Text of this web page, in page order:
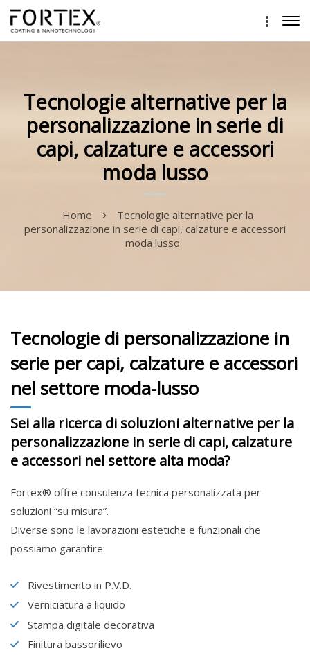
Tecnologie alternative per la
personalizzazione in serie di
capi, calzature e accessori
moda lusso
Home
Tecnologie alternative per la
personalizzazione in serie di capi, calzature e accessori
moda lusso
Tecnologie di personalizzazione in
serie per capi, calzature e accessori
nel settore moda-lusso
Sei alla ricerca di soluzioni alternative per la
personalizzazione in serie di capi, calzature
e accessori nel settore alta moda?
Fortex® offre consulenza tecnica personalizzata per
soluzioni “su misura”.
Diverse sono le lavorazioni estetiche e funzionali che
possiamo garantire:
Rivestimento in P.V.D.
Verniciatura a liquido
Stampa digitale decorativa
Finitura bassorilievo